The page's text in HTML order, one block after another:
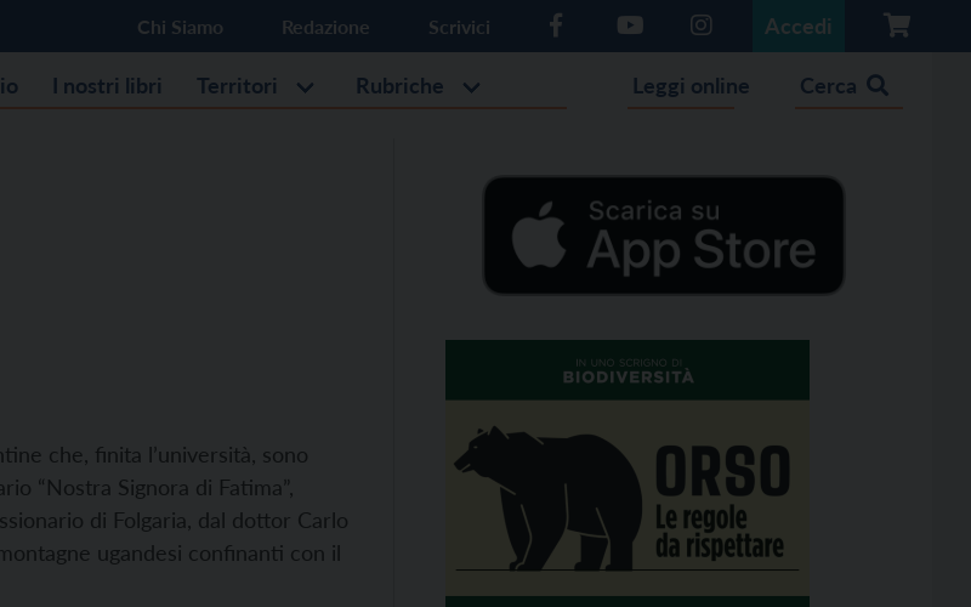
Chi Siamo Redazione Scrivici Accedi
I nostri libri Territori Rubriche Leggi online Cerca
che, finita l’università, sono
“Nostra Signora di Fatima”,
di Folgaria, dal dottor Carlo
ugandesi confinanti con il